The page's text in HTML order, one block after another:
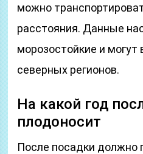
можно
расстояния. Данные
морозостойкие и
северных регионов.
На какой год
плодоносит
После посадки должно